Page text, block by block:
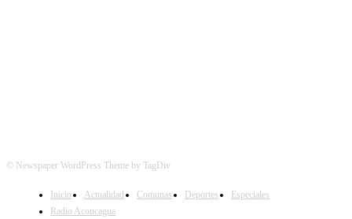
© Newspaper WordPress Theme by TagDiv
Inicio Actualidad Comunas Deportes
Especiales
Radio Aconcagua